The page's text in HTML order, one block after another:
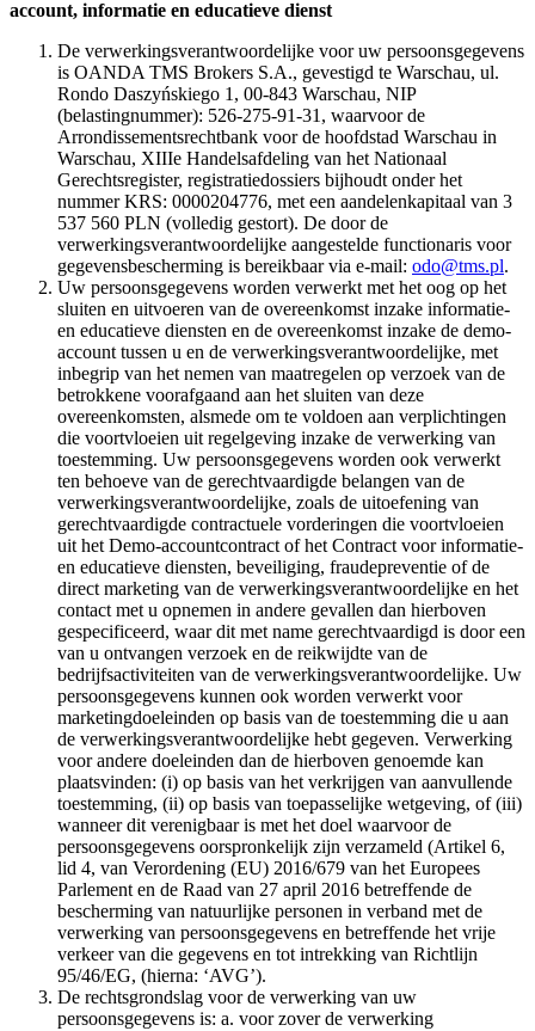
account, informatie en educatieve dienst
De verwerkingsverantwoordelijke voor uw persoonsgegevens
is OANDA TMS Brokers S.A., gevestigd te Warschau, ul.
Rondo Daszyńskiego 1, 00-843 Warschau, NIP
(belastingnummer): 526-275-91-31, waarvoor de
Arrondissementsrechtbank voor de hoofdstad Warschau in
Warschau, XIIIe Handelsafdeling van het Nationaal
Gerechtsregister, registratiedossiers bijhoudt onder het
nummer KRS: 0000204776, met een aandelenkapitaal van 3
537 560 PLN (volledig gestort). De door de
verwerkingsverantwoordelijke aangestelde functionaris voor
gegevensbescherming is bereikbaar via e-mail: odo@tms.pl.
Uw persoonsgegevens worden verwerkt met het oog op het
sluiten en uitvoeren van de overeenkomst inzake informatie-
en educatieve diensten en de overeenkomst inzake de demo-
account tussen u en de verwerkingsverantwoordelijke, met
inbegrip van het nemen van maatregelen op verzoek van de
betrokkene voorafgaand aan het sluiten van deze
overeenkomsten, alsmede om te voldoen aan verplichtingen
die voortvloeien uit regelgeving inzake de verwerking van
toestemming. Uw persoonsgegevens worden ook verwerkt
ten behoeve van de gerechtvaardigde belangen van de
verwerkingsverantwoordelijke, zoals de uitoefening van
gerechtvaardigde contractuele vorderingen die voortvloeien
uit het Demo-accountcontract of het Contract voor informatie-
en educatieve diensten, beveiliging, fraudepreventie of de
direct marketing van de verwerkingsverantwoordelijke en het
contact met u opnemen in andere gevallen dan hierboven
gespecificeerd, waar dit met name gerechtvaardigd is door een
van u ontvangen verzoek en de reikwijdte van de
bedrijfsactiviteiten van de verwerkingsverantwoordelijke. Uw
persoonsgegevens kunnen ook worden verwerkt voor
marketingdoeleinden op basis van de toestemming die u aan
de verwerkingsverantwoordelijke hebt gegeven. Verwerking
voor andere doeleinden dan de hierboven genoemde kan
plaatsvinden: (i) op basis van het verkrijgen van aanvullende
toestemming, (ii) op basis van toepasselijke wetgeving, of (iii)
wanneer dit verenigbaar is met het doel waarvoor de
persoonsgegevens oorspronkelijk zijn verzameld (Artikel 6,
lid 4, van Verordening (EU) 2016/679 van het Europees
Parlement en de Raad van 27 april 2016 betreffende de
bescherming van natuurlijke personen in verband met de
verwerking van persoonsgegevens en betreffende het vrije
verkeer van die gegevens en tot intrekking van Richtlijn
95/46/EG, (hierna: ‘AVG’).
De rechtsgrondslag voor de verwerking van uw
persoonsgegevens is: a. voor zover de verwerking